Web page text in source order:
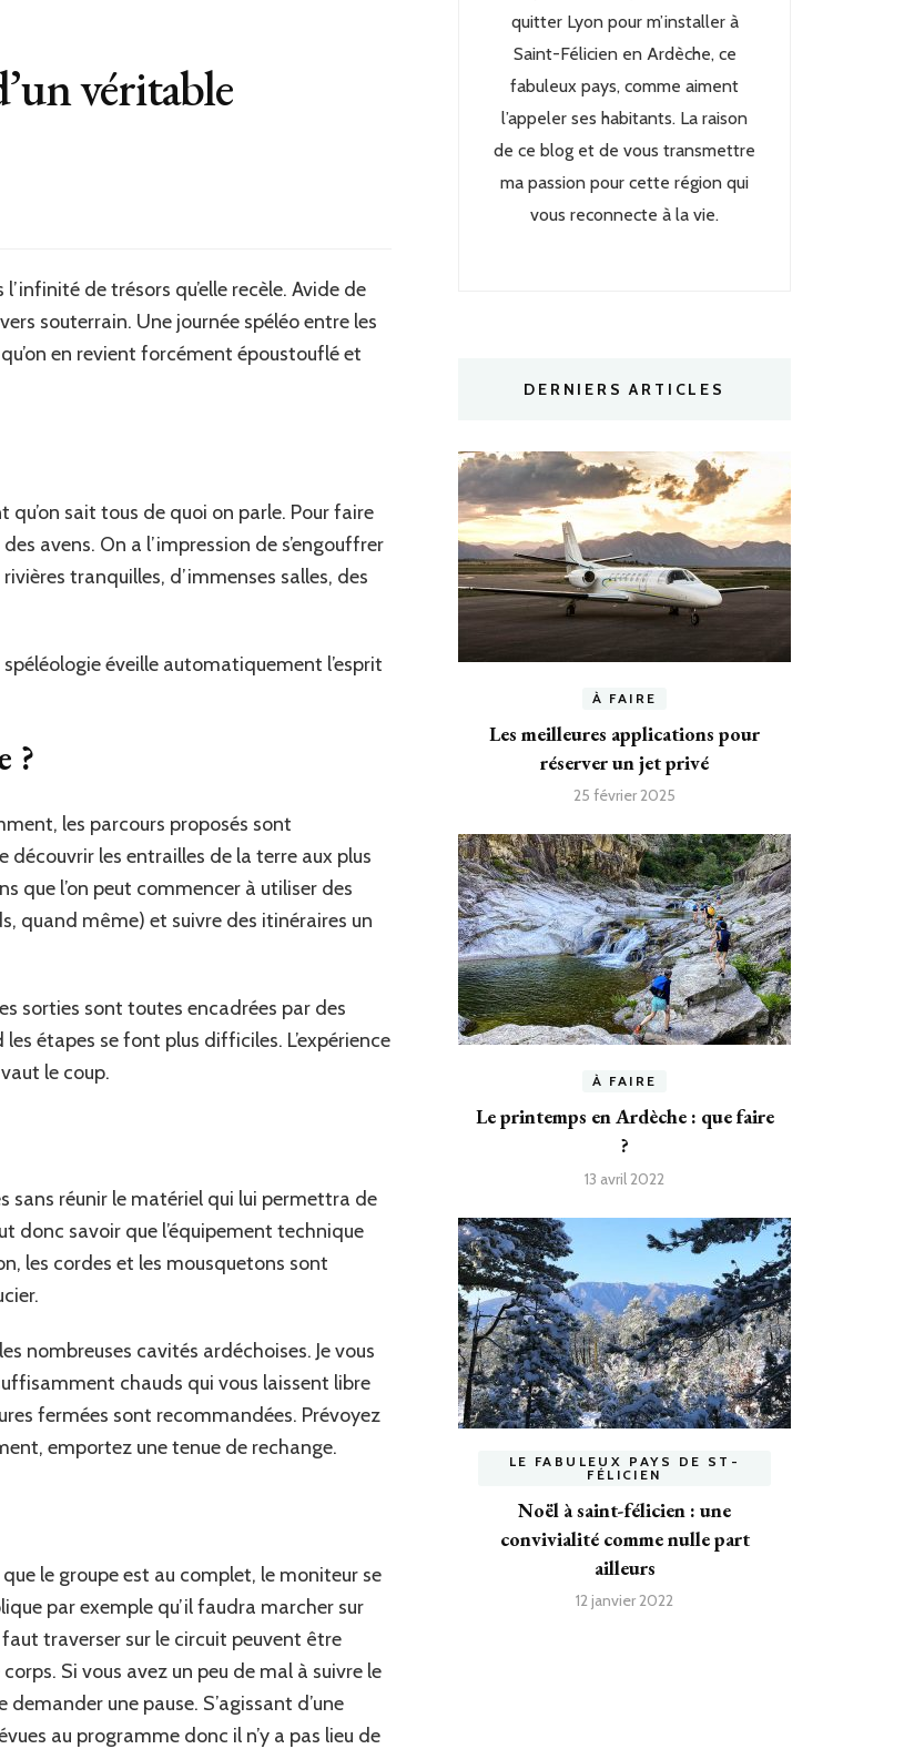
véritable
de trésors qu’elle recèle. Avide de
souterrain. Une journée spéléo entre les
en revient forcément époustouflé et
sait tous de quoi on parle. Pour faire
avens. On a l’impression de s’engouffrer
tranquilles, d’immenses salles, des
éveille automatiquement l’esprit
?
les parcours proposés sont
les entrailles de la terre aux plus
que l’on peut commencer à utiliser des
quand même) et suivre des itinéraires un
sorties sont toutes encadrées par des
étapes se font plus difficiles. L’expérience
le coup.
sans réunir le matériel qui lui permettra de
donc savoir que l’équipement technique
les cordes et les mousquetons sont
nombreuses cavités ardéchoises. Je vous
chauds qui vous laissent libre
fermées sont recommandées. Prévoyez
emportez une tenue de rechange.
le groupe est au complet, le moniteur se
par exemple qu’il faudra marcher sur
traverser sur le circuit peuvent être
Si vous avez un peu de mal à suivre le
une pause. S’agissant d’une
au programme donc il n’y a pas lieu de
quitter Lyon pour m’installer à
Saint-Félicien en Ardèche, ce
fabuleux pays, comme aiment
l’appeler ses habitants. La raison
de ce blog et de vous transmettre
ma passion pour cette région qui
vous reconnecte à la vie.
DERNIERS ARTICLES
À FAIRE
Les meilleures applications pour
réserver un jet privé
25 février 2025
À FAIRE
Le printemps en Ardèche : que faire
?
13 avril 2022
LE FABULEUX PAYS DE ST-
FÉLICIEN
Noël à saint-félicien : une
convivialité comme nulle part
ailleurs
12 janvier 2022